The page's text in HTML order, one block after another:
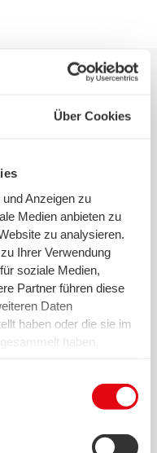
Über Cookies
Anzeigen zu
Medien anbieten zu
zu analysieren.
Ihrer Verwendung
soziale Medien,
Partner führen diese
Daten
haben oder die sie im
haben.
Zugriffs